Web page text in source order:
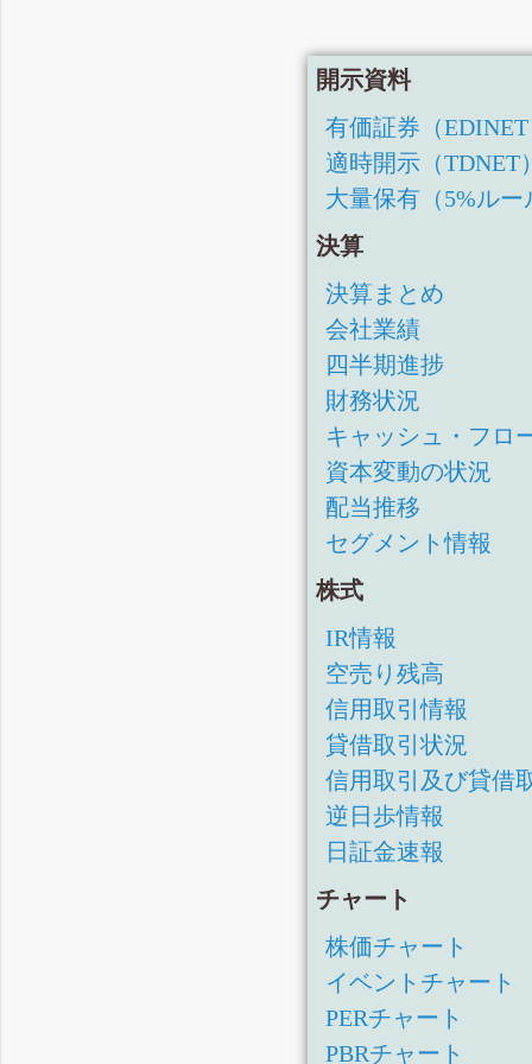
有価証券報告書-第45期
四半期報告書-第45期第
四半期報告書-第45期第
四半期報告書-第45期第
有価証券報告書-第44期(
四半期報告書-第44期第
四半期報告書-第44期第
四半期報告書-第44期第
有価証券報告書-第43期(
四半期報告書-第43期第
四半期報告書-第43期第
四半期報告書-第43期第
有価証券報告書-第42期(
四半期報告書-第42期第
四半期報告書-第42期第
有価証券報告書-第41期(
四半期報告書-第41期第
四半期報告書-第41期第
四半期報告書-第41期第
有価証券報告書-第40期(
四半期報告書-第40期第
四半期報告書-第40期第
有価証券報告書-第39期(
四半期報告書-第39期第
開示資料
有価証券（EDINET
適時開示（TDNET）
大量保有（5%ルー
決算
決算まとめ
会社業績
四半期進捗
財務状況
キャッシュ・フロ
資本変動の状況
配当推移
セグメント情報
株式
IR情報
空売り残高
信用取引情報
貸借取引状況
信用取引及び貸借
逆日歩情報
日証金速報
チャート
株価チャート
イベントチャート
PERチャート
PBRチャート